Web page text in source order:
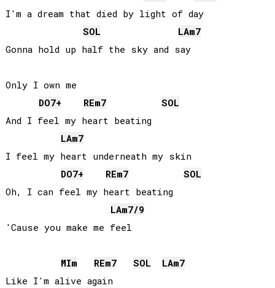
I'm a dream that died by light of day
SOL
LAm7
Gonna hold up half the sky and say
Only I own me
DO7+ REm7
SOL
And I feel my heart beating
LAm7
I feel my heart underneath my skin
DO7+ REm7
SOL
Oh, I can feel my heart beating
LAm7/9
'Cause you make me feel
MIm REm7 SOL LAm7
Like I'm alive again